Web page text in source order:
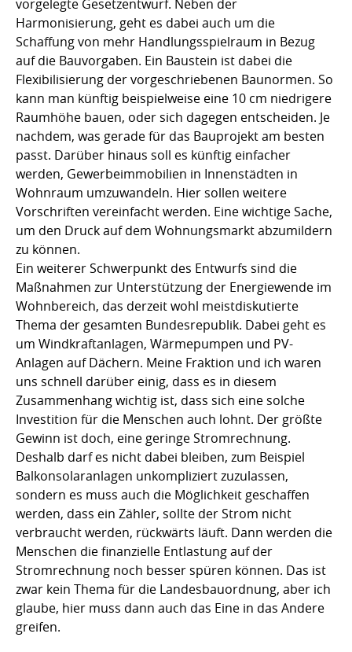
vorgelegte Gesetzentwurf. Neben der
Harmonisierung, geht es dabei auch um die
Schaffung von mehr Handlungsspielraum in Bezug
auf die Bauvorgaben. Ein Baustein ist dabei die
Flexibilisierung der vorgeschriebenen Baunormen. So
kann man künftig beispielweise eine 10 cm niedrigere
Raumhöhe bauen, oder sich dagegen entscheiden. Je
nachdem, was gerade für das Bauprojekt am besten
passt. Darüber hinaus soll es künftig einfacher
werden, Gewerbeimmobilien in Innenstädten in
Wohnraum umzuwandeln. Hier sollen weitere
Vorschriften vereinfacht werden. Eine wichtige Sache,
um den Druck auf dem Wohnungsmarkt abzumildern
zu können.
Ein weiterer Schwerpunkt des Entwurfs sind die
Maßnahmen zur Unterstützung der Energiewende im
Wohnbereich, das derzeit wohl meistdiskutierte
Thema der gesamten Bundesrepublik. Dabei geht es
um Windkraftanlagen, Wärmepumpen und PV-
Anlagen auf Dächern. Meine Fraktion und ich waren
uns schnell darüber einig, dass es in diesem
Zusammenhang wichtig ist, dass sich eine solche
Investition für die Menschen auch lohnt. Der größte
Gewinn ist doch, eine geringe Stromrechnung.
Deshalb darf es nicht dabei bleiben, zum Beispiel
Balkonsolaranlagen unkompliziert zuzulassen,
sondern es muss auch die Möglichkeit geschaffen
werden, dass ein Zähler, sollte der Strom nicht
verbraucht werden, rückwärts läuft. Dann werden die
Menschen die finanzielle Entlastung auf der
Stromrechnung noch besser spüren können. Das ist
zwar kein Thema für die Landesbauordnung, aber ich
glaube, hier muss dann auch das Eine in das Andere
greifen.